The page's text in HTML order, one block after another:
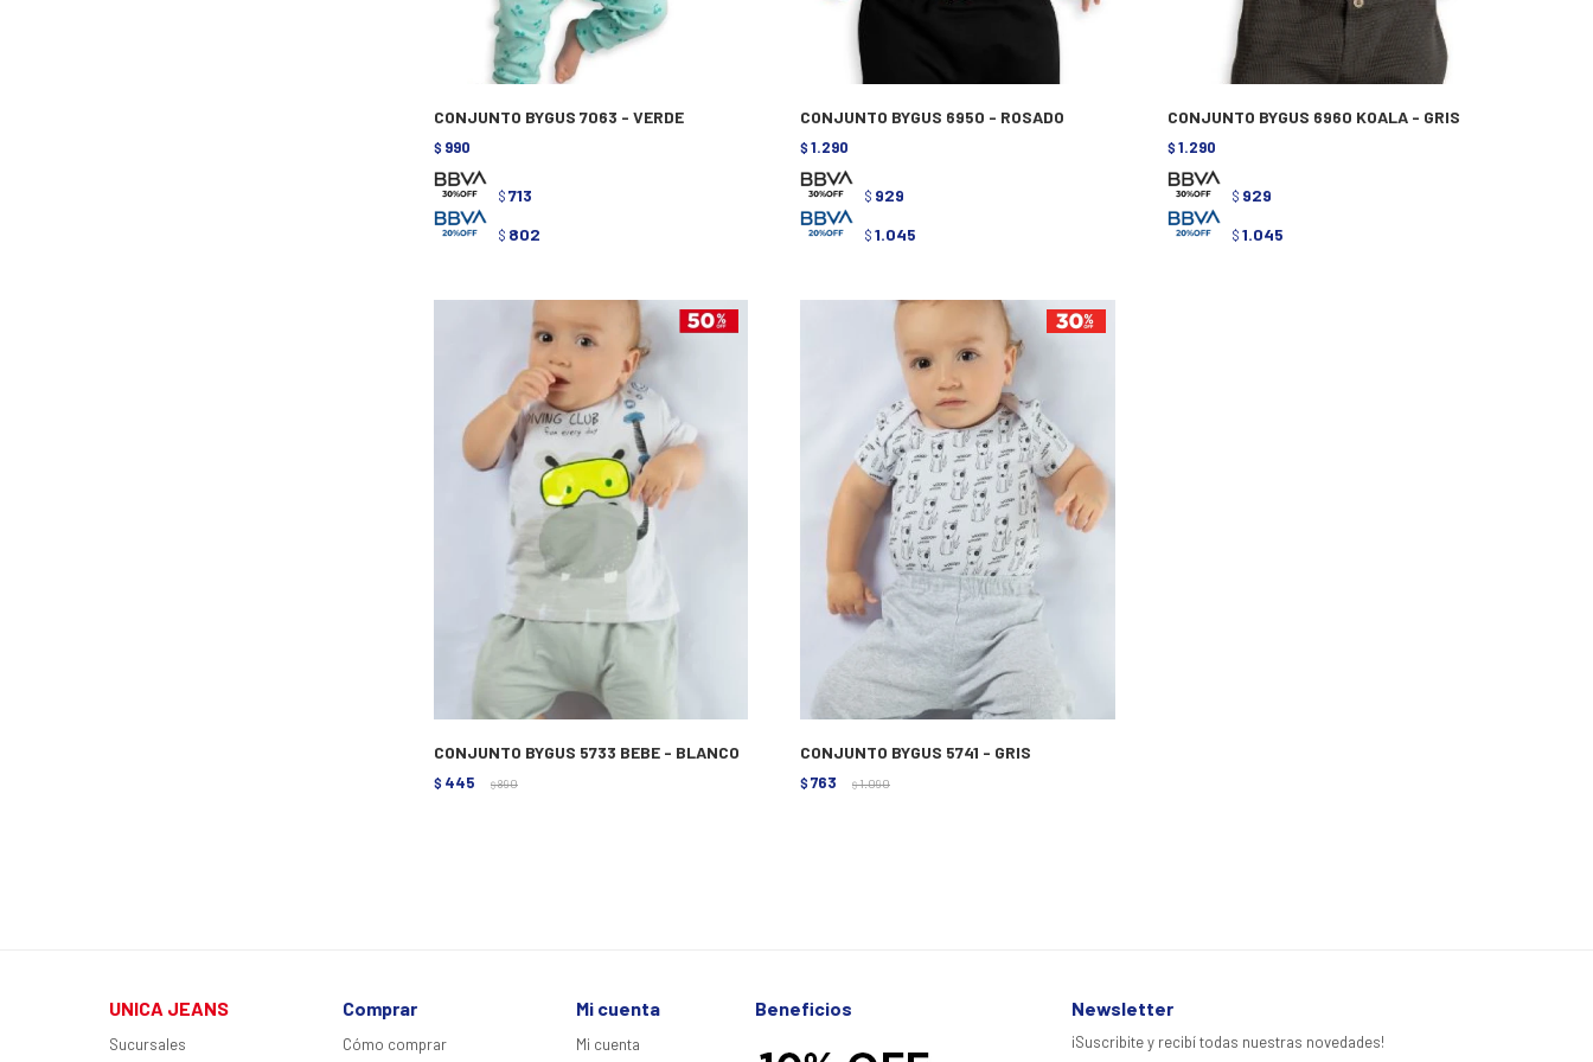
CONJUNTO BYGUS 7063 - VERDE
$ 990
$ 713
$ 802
CONJUNTO BYGUS 6950 - ROSADO
$ 1.290
$ 929
$ 1.045
CONJUNTO BYGUS 6960 KOALA - GRIS
$ 1.290
$ 929
$ 1.045
CONJUNTO BYGUS 5733 BEBE - BLANCO
$ 445 $ 890
CONJUNTO BYGUS 5741 - GRIS
$ 763 $ 1.090
UNICA JEANS
Sucursales
Comprar
Cómo comprar
Mi cuenta
Mi cuenta
Beneficios Newsletter
¡Suscribite y recibí todas nuestras novedades!